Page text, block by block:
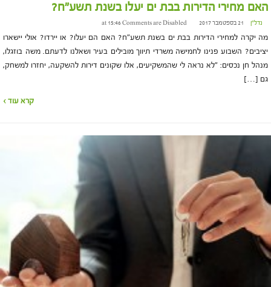
האם מחירי הדירות בבת ים יעלו בשנת תשע"ח?
נדל"ן 21 בספטמבר 2017 at 15:46 Comments are Disabled
מה יקרה למחירי הדירות בבת ים בשנת תשע"ח? האם הם יעלו? או יירדו? אולי יישארו
יציבים? השבוע פנינו לחמישה משרדי תיווך מובילים בעיר ושאלנו לדעתם. משה בוזגלו,
מנהל חן נכסים: "לא נראה לי שהמשקיעים, אלו שקונים דירות להשקעה, יחזרו למשחק,
גם […]
קרא עוד ›